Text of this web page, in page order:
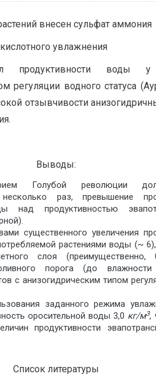
внесен сульфат аммония
увлажнения
продуктивности воды
регуляции водного статуса
отзывчивости
Выводы:
Голубой революции
раз, превышение
над продуктивностью
существенного увеличения
растениями воды (~
слоя
порога (до влажности
с анизогидрическим типом
заданного режима
оросительной воды 3,0 кг/м3,
продуктивности
Список литературы